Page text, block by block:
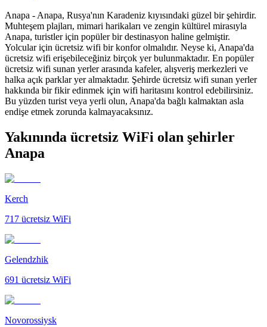
Anapa - Anapa, Rusya'nın Karadeniz kıyısındaki güzel bir şehirdir.
Muhteşem plajları, mimari harikaları ve zengin kültürel mirasıyla
Anapa, turistler için popüler bir destinasyon haline gelmiştir.
Yolcular için ücretsiz wifi bir konfor olmalıdır. Neyse ki, Anapa'da
ücretsiz wifi erişebileceğiniz birçok yer bulunmaktadır. En popüler
ücretsiz wifi sunan yerler arasında kafeler, alışveriş merkezleri ve
halka açık parklar yer almaktadır. Şehirde ücretsiz wifi sunan yerler
hakkında bir fikir edinmek için wifi haritasını kontrol edebilirsiniz.
Bu yüzden turist veya yerli olun, Anapa'da bağlı kalmaktan asla
endişe etmek zorunda kalmayacaksınız.
Yakınında ücretsiz WiFi olan şehirler
Anapa
Kerch
717 ücretsiz WiFi
Gelendzhik
691 ücretsiz WiFi
Novorossiysk